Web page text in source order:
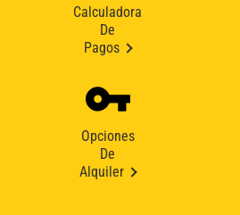
Calculadora
De
Pagos
Opciones
De
Alquiler